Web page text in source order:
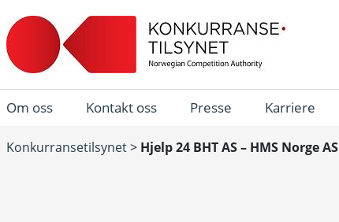
Om oss Kontakt oss Presse Karriere
Konkurransetilsynet> Hjelp 24 BHT AS – HMS Norge AS